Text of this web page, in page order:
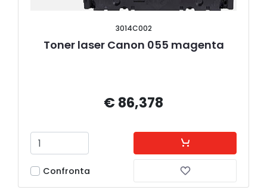
3014C002
Toner laser Canon 055 magenta
€ 86,378
Confronta